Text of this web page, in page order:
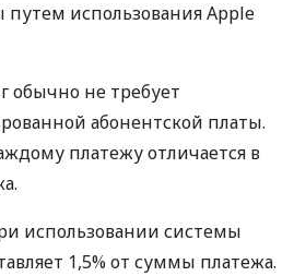
путем использования Apple
обычно не требует
абонентской платы.
платежу отличается в
использовании системы
1,5% от суммы платежа.